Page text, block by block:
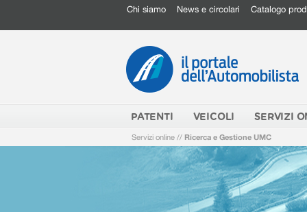
Chi siamo News e circolari Catalogo
PATENTI VEICOLI SERVIZI
Servizi online // Ricerca e Gestione UMC